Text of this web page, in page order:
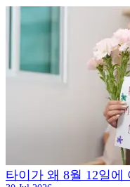
타이가 왜 8월 12일에